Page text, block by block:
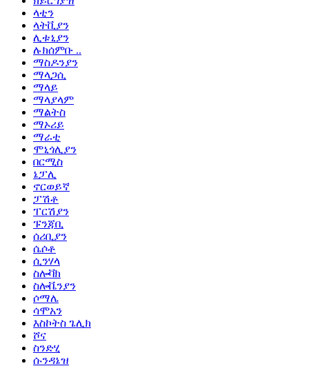
ላቲን
ላትቪያን
ሊቱኒያን
ሉክሰምቡ ..
ማስዶንያን
ማላጋሲ
ማላይ
ማላያላም
ማልትስ
ማኦሪይ
ማራቲ
ሞኒጎሊያን
በርሚስ
ኔፓሊ
ኖርወይኛ
ፓሽቶ
ፐርሽያን
ፑንጃቢ
ሰሪቢያን
ሴሶቶ
ሲንሃላ
ስሎቫክ
ስሎቬንያን
ሶማሌ
ሳሞአን
እስኮትስ ጌሊክ
ሾና
ስንድሂ
ሱንዳኔዝ